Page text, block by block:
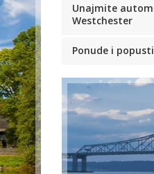
Unajmite
Westchester
Ponude i